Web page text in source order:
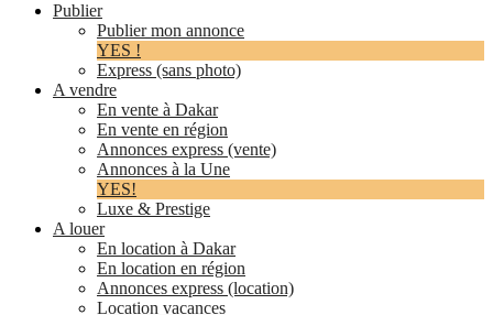
Publier
Publier mon annonce
YES !
Express (sans photo)
A vendre
En vente à Dakar
En vente en région
Annonces express (vente)
Annonces à la Une
YES!
Luxe & Prestige
A louer
En location à Dakar
En location en région
Annonces express (location)
Location vacances